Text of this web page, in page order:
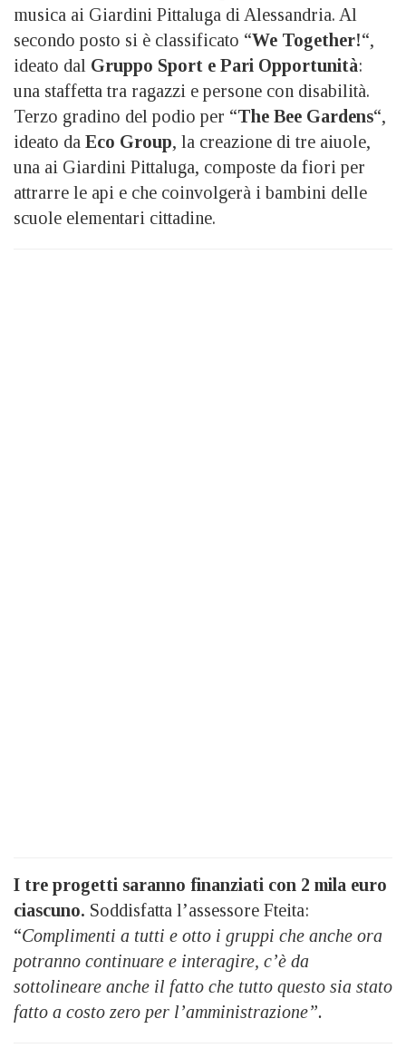
musica ai Giardini Pittaluga di Alessandria. Al
secondo posto si è classificato “We Together!“,
ideato dal Gruppo Sport e Pari Opportunità:
una staffetta tra ragazzi e persone con disabilità.
Terzo gradino del podio per “The Bee Gardens“,
ideato da Eco Group, la creazione di tre aiuole,
una ai Giardini Pittaluga, composte da fiori per
attrarre le api e che coinvolgerà i bambini delle
scuole elementari cittadine.
I tre progetti saranno finanziati con 2 mila euro
ciascuno. Soddisfatta l’assessore Fteita:
“Complimenti a tutti e otto i gruppi che anche ora
potranno continuare e interagire, c’è da
sottolineare anche il fatto che tutto questo sia stato
fatto a costo zero per l’amministrazione”.